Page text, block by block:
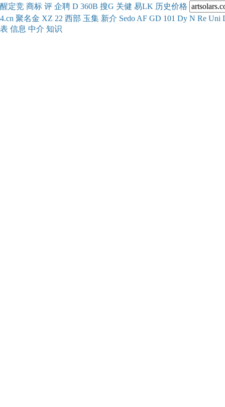
醒定竞 商标 评 企聘 D 360B 搜G 关健 易LK 历史价格
4.cn 聚名金 XZ 22 西部 玉集 新介 Sedo AF GD 101 Dy N Re Uni
表 信息 中介 知识